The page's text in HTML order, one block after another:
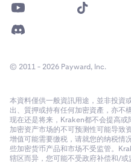
© 2011 - 2026 Payward, Inc.
本資料僅供一般資訊用途，並非投資
出、質押或持有任何加密資產，亦不
现在还是将来，Kraken都不会提高或
加密资产市场的不可预测性可能导致
增值可能需要缴税，请就您的纳税情
些加密货币产品和市场不受监管。
辖区而异，您可能不受政府补偿和/